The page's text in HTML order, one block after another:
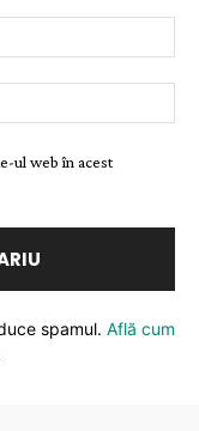
ul web în acest
spamul. Află cum